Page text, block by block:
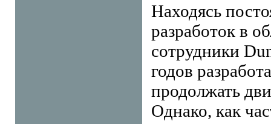
Находясь
разработок в
сотрудники
годов
продолжать
Однако, как